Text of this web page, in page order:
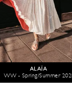
ALAÏA
WW - Spring/Summer 2021